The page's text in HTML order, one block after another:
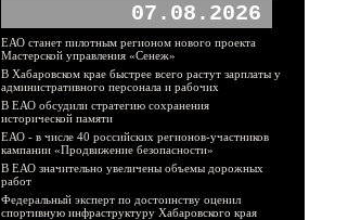
07.08.2026
ЕАО станет пилотным регионом нового проекта
Мастерской управления «Сенеж»
В Хабаровском крае быстрее всего растут зарплаты у
административного персонала и рабочих
В ЕАО обсудили стратегию сохранения
исторической памяти
ЕАО - в числе 40 российских регионов-участников
кампании «Продвижение безопасности»
В ЕАО значительно увеличены объемы дорожных
работ
Федеральный эксперт по достоинству оценил
спортивную инфраструктуру Хабаровского края